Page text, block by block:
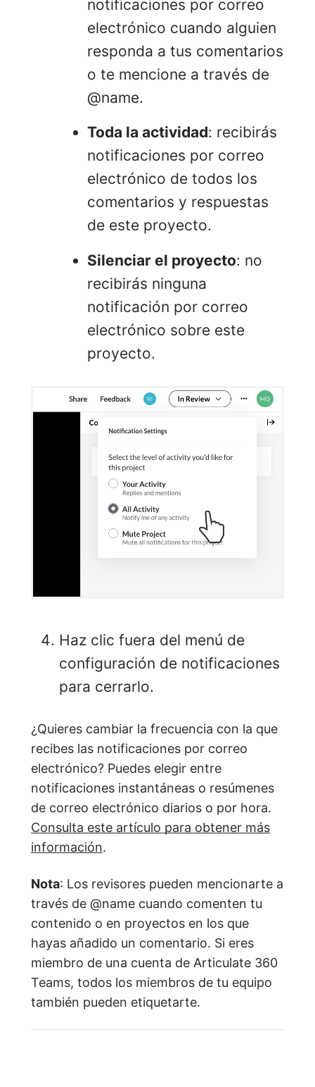
notificaciones por correo
electrónico cuando alguien
responda a tus comentarios
o te mencione a través de
@name.
Toda la actividad: recibirás
notificaciones por correo
electrónico de todos los
comentarios y respuestas
de este proyecto.
Silenciar el proyecto: no
recibirás ninguna
notificación por correo
electrónico sobre este
proyecto.
Haz clic fuera del menú de
configuración de notificaciones
para cerrarlo.
¿Quieres cambiar la frecuencia con la que
recibes las notificaciones por correo
electrónico? Puedes elegir entre
notificaciones instantáneas o resúmenes
de correo electrónico diarios o por hora.
Consulta este artículo para obtener más
información.
Nota: Los revisores pueden mencionarte a
través de @name cuando comenten tu
contenido o en proyectos en los que
hayas añadido un comentario. Si eres
miembro de una cuenta de Articulate 360
Teams, todos los miembros de tu equipo
también pueden etiquetarte.